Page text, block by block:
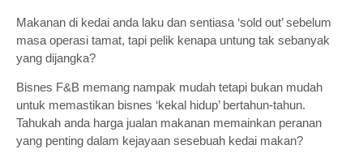
Makanan di kedai anda laku dan sentiasa ‘sold out’ sebelum
masa operasi tamat, tapi pelik kenapa untung tak sebanyak
yang dijangka?
Bisnes F&B memang nampak mudah tetapi bukan mudah
untuk memastikan bisnes ‘kekal hidup’ bertahun-tahun.
Tahukah anda harga jualan makanan memainkan peranan
yang penting dalam kejayaan sesebuah kedai makan?